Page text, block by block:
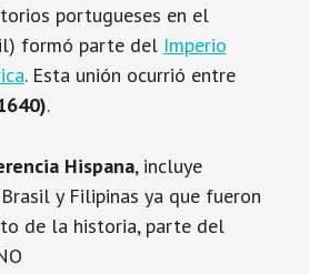
portugueses en el
formó parte del Imperio
. Esta unión ocurrió entre
.
Hispana, incluye
y Filipinas ya que fueron
de la historia, parte del